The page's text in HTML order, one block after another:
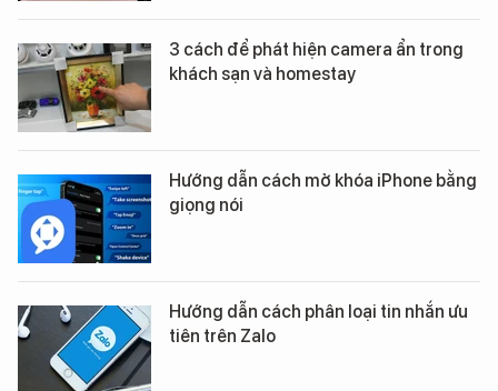
3 cách để phát hiện camera ẩn trong
khách sạn và homestay
Hướng dẫn cách mở khóa iPhone bằng
giọng nói
Hướng dẫn cách phân loại tin nhắn ưu
tiên trên Zalo